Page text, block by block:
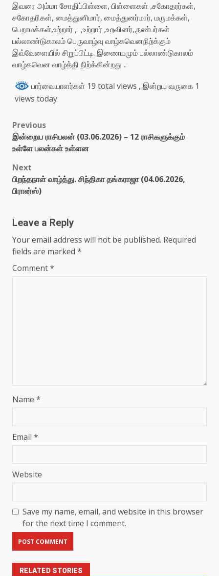
இவரை அம்மா சோதிப்பிள்ளை, பிள்ளைகள் ,சகோதரர்கள்,
சகோதரிகள், மைத்துனிமார், மைத்துனர்மார், மருமக்கள்,
பெறாமக்கள்,உற்றார் , ,உற்றார் ,உறவினர்,,நண்பர்கள்
பல்லாண்டுகாலம் பெருவாழ்வு வாழ்கவெனநிற்க்கும்
இவ்வேளையில் சிறுப்பிட்டி. இணையமும் பல்லாண்டுகாலம்
வாழ்கவென வாழ்த்தி நிற்க்கின்றது ..
பார்வையாளர்கள் 19 total views , இன்றய வருகை 1
views today
Previous
இன்றைய ராசிபலன் (03.06.2026) – 12 ராசிகளுக்கும்
உள்ளே பலன்கள் உள்ளன
Next
பிறந்தநாள் வாழ்த்து. சிந்திகா தங்கராஜா (04.06.2026,
பிரான்ஸ்)
Leave a Reply
Your email address will not be published. Required
fields are marked *
Comment*
Name *
Email *
Website
Save my name, email, and website in this browser
for the next time I comment.
RELATED STORIES